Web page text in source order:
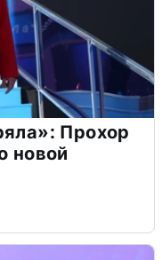
Прохор
новой